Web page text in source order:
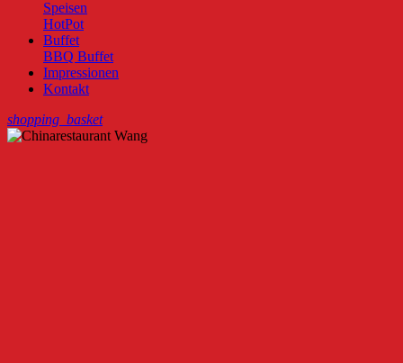
Speisen
HotPot
Buffet
BBQ Buffet
Impressionen
Kontakt
shopping_basket